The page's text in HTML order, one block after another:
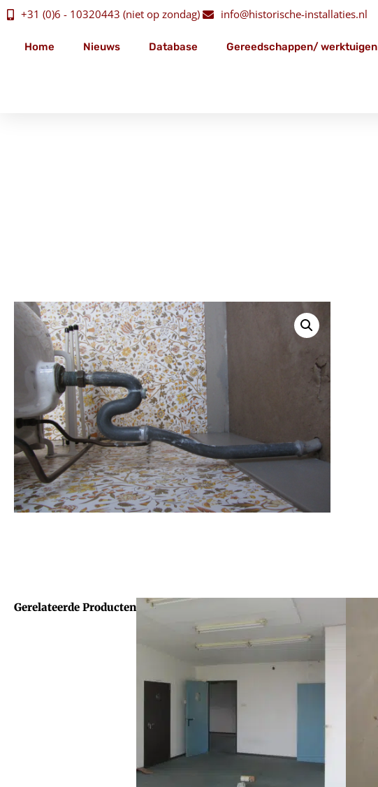
+31 (0)6 - 10320443 (niet op zondag) info@historische-installaties.nl
Home Nieuws Database Gereedschappen/ werktuigen
Gerelateerde Producten